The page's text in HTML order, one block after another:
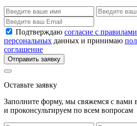
Подтверждаю согласие с
персональных данных и принимаю
соглашение
Отправить заявку
Оставьте заявку
Заполните форму, мы свяжемся с вами
и проконсультируем по всем вопросам